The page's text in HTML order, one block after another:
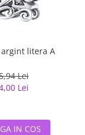
litera A
Lei
Lei
IN COS